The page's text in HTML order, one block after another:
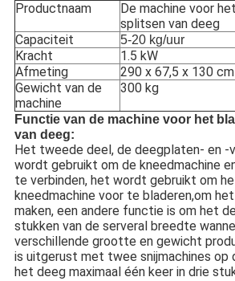
Productnaam
De machine voor
splitsen van deeg
Capaciteit
5-20 kg/uur
Kracht
1.5 kW
Afmeting
290 x 67,5 x 130 cm
Gewicht van de
machine
300 kg
Functie van de machine voor het
van deeg:
Het tweede deel, de deegplaten- en -
wordt gebruikt om de kneedmachine
te verbinden, het wordt gebruikt om
kneedmachine voor te bladeren,om
maken, een andere functie is om het
stukken van de serveral breedte
verschillende grootte en gewicht
is uitgerust met twee snijmachines op
het deeg maximaal één keer in drie